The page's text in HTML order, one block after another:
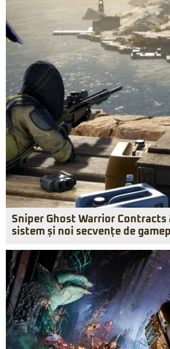
Sniper Ghost Warrior Contracts
sistem și noi secvențe de